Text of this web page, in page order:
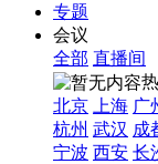
专题
会议
全部 直播间
北京
上海 广
杭州 武汉 成
宁波 西安 长